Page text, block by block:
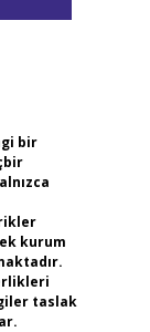
bir
kurum
taslak